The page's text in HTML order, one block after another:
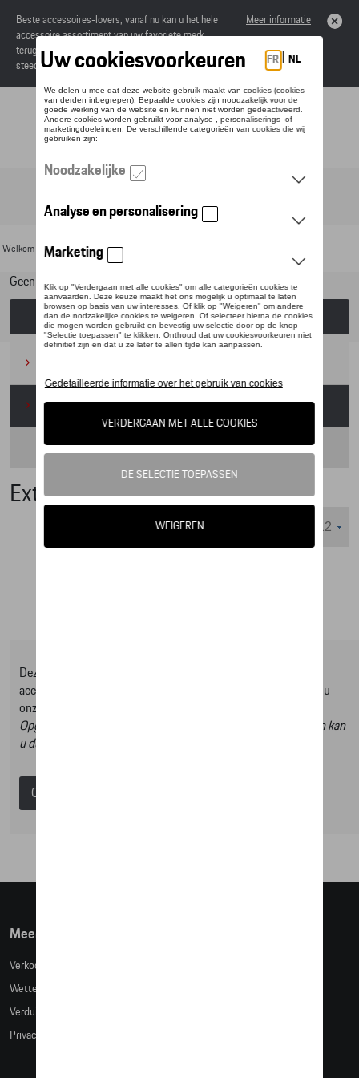
Beste accessoires-lovers, vanaf nu kan u het hele
accessoire assortiment van uw favoriete merk
terugvinden in de online catalogus. Deze kunnen
steeds besteld worden via uw dealer.
Meer informatie
Toggle navigation
Welkom >Voor uw Porsche >
Geen model geselecteerd (Alles weergeven)
Kies een model
Onderhoudsproducten(1)
Interieur(1)
Exterieur
Deze online shop biedt u enkel een selectie uit ons Tequipment
accessoire gamma, om het volledige gamma te ontdekken kan u
onze Tequipment accessoire zoeker raadplegen.
Opgelet, door op deze link te klikken verlaat u de online shop en kan
u dus geen artikels online bestellen.
Catalogus Porsche
Meer info
Verkoopsvoorwaarden
Wettelijke bepalingen
Verduidelijking kledingmaten
Privacybeleid